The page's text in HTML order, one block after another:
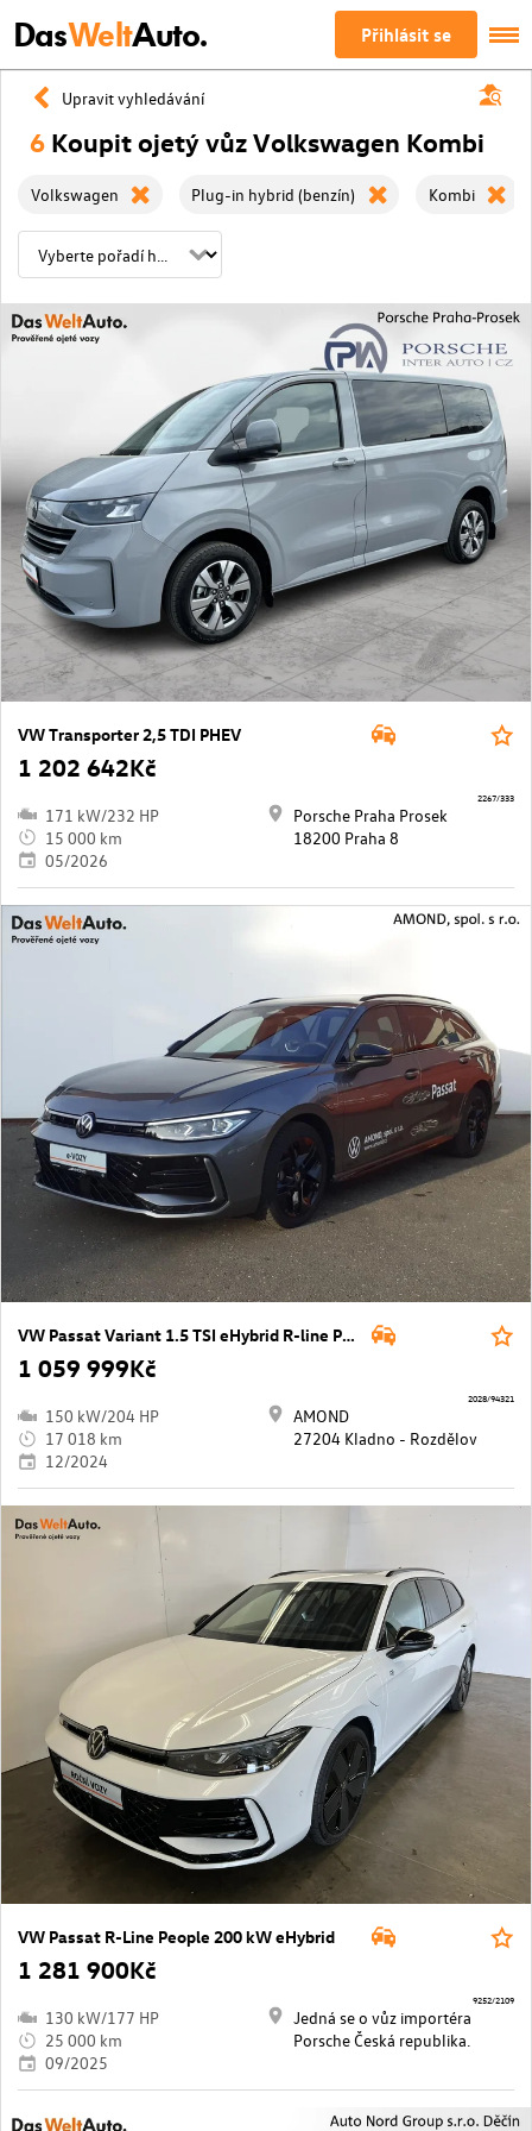
DasWeltAuto. Přihlásit se
Upravit vyhledávání
6 Koupit ojetý vůz Volkswagen Kombi
Volkswagen Plug-in hybrid (benzín) Kombi
VW Transporter 2,5 TDI PHEV
1 202 642Kč
171 kW/232 HP
15 000 km
05/2026
Porsche Praha Prosek
18200 Praha 8
2267/333
VW Passat Variant 1.5 TSI eHybrid R-line People
1 059 999Kč
150 kW/204 HP
17 018 km
12/2024
AMOND
27204 Kladno - Rozdělov
2028/94321
VW Passat R-Line People 200 kW eHybrid
1 281 900Kč
130 kW/177 HP
25 000 km
09/2025
Jedná se o vůz importéra
Porsche Česká republika.
9252/2109